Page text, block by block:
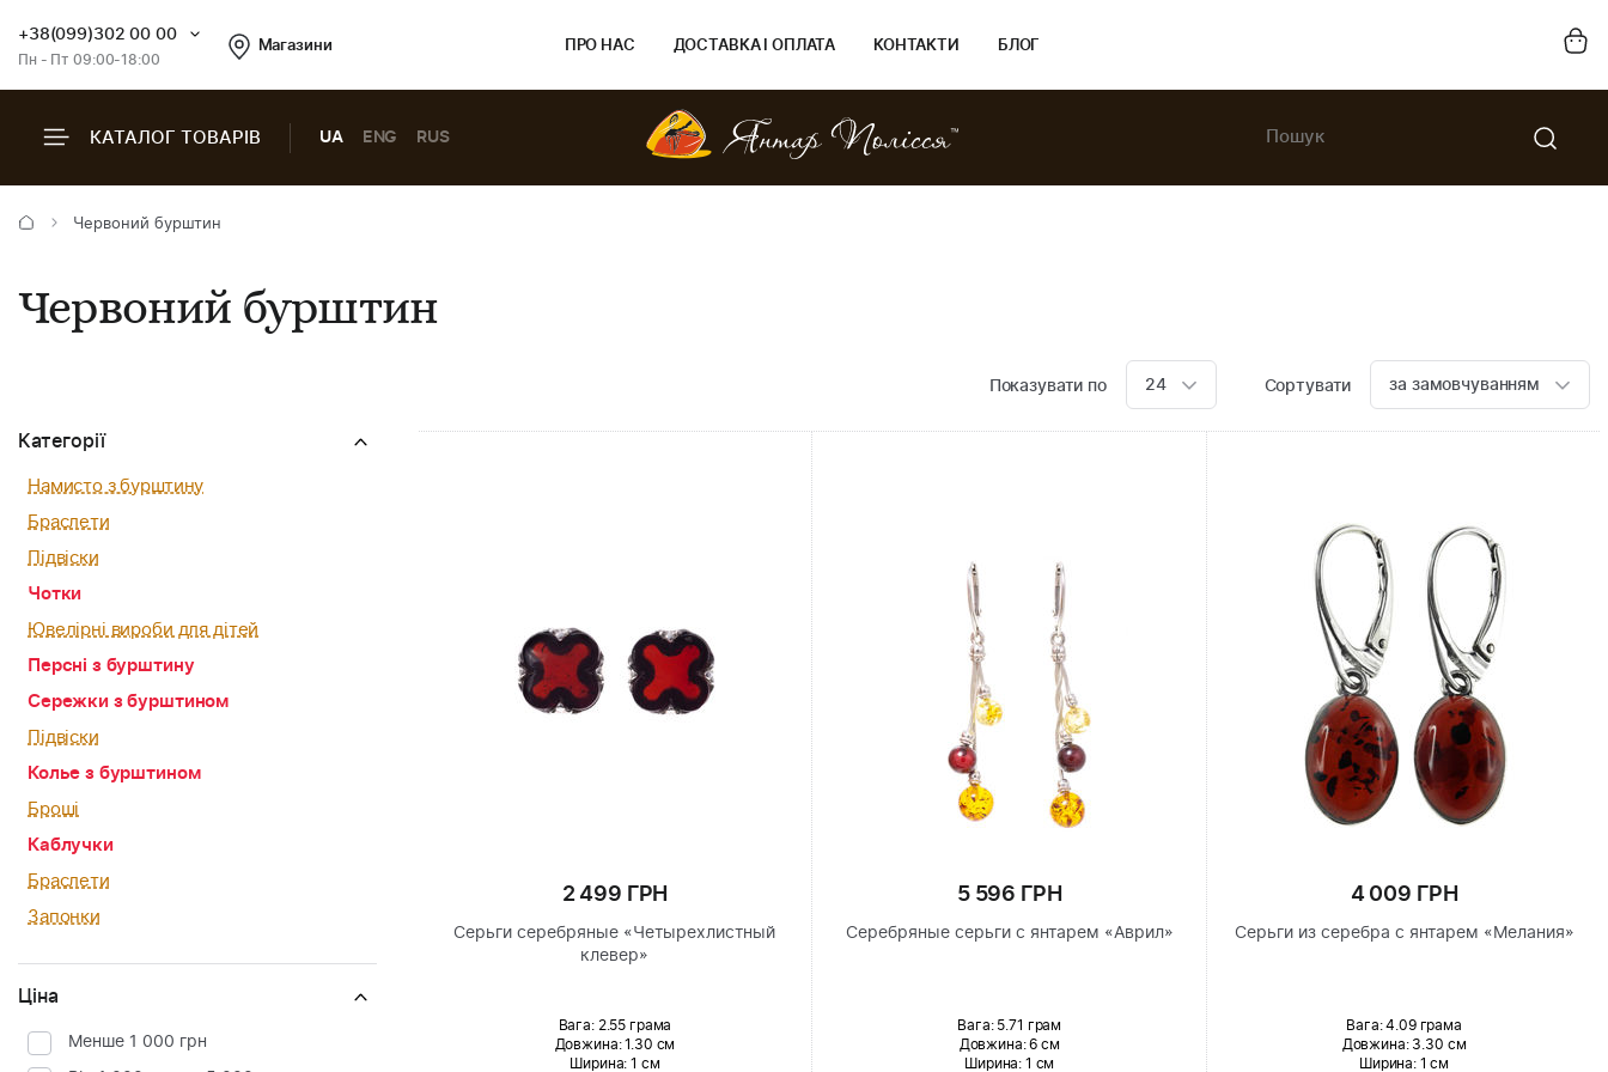
+38(099)302 00 00
Пн - Пт 09:00-18:00
Магазини ПРО НАС ДОСТАВКА І ОПЛАТА КОНТАКТИ БЛОГ
КАТАЛОГ ТОВАРІВ UA ENG RUS
Червоний бурштин
Червоний бурштин
Показувати по 24 Сортувати за замовчуванням
Категорії
Намисто з бурштину
Браслети
Підвіски
Чотки
Ювелірні вироби для дітей
Персні з бурштину
Сережки з бурштином
Підвіски
Колье з бурштином
Броші
Каблучки
Браслети
Запонки
Ціна
Менше 1 000 грн
2 499 ГРН
Серьги серебряные «Четырехлистный
клевер»
Вага: 2.55 грама
Довжина:1.30 см
Ширина: 1 см
5 596 ГРН
Серебряные серьги с янтарем «Аврил»
Вага: 5.71 грам
Довжина:6 см
Ширина: 1 см
4 009 ГРН
Серьги из серебра с янтарем «Мелания»
Вага: 4.09 грама
Довжина:3.30 см
Ширина: 1 см